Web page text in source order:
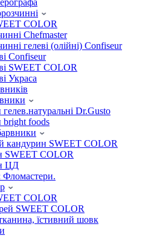
COLOR
Chefmaster
гелеві (олійні) Confiseur
Confiseur
SWEET COLOR
Украса
Dr.Gusto
bright foods
кандурин SWEET COLOR
SWEET COLOR
ЦД
COLOR
SWEET COLOR
їстивний шовк